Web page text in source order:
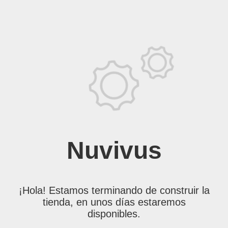
Nuvivus
¡Hola! Estamos terminando de construir la
tienda, en unos días estaremos
disponibles.